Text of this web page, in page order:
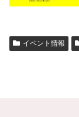
イベント情報